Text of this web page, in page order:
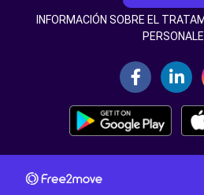
INFORMACIÓN SOBRE EL